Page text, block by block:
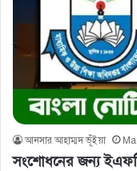
আনসার আহাম্মদ ভূঁইয়া
সংশোধনের জন্য